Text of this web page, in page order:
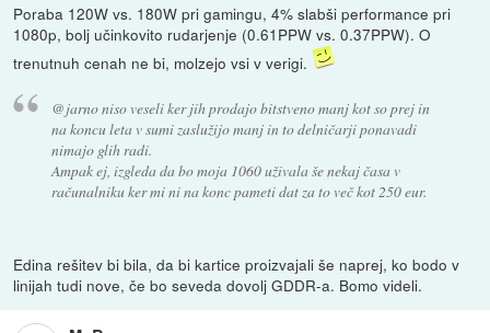
Poraba 120W vs. 180W pri gamingu, 4% slabši performance pri
1080p, bolj učinkovito rudarjenje (0.61PPW vs. 0.37PPW). O
trenutnuh cenah ne bi, molzejo vsi v verigi.
@jarno niso veseli ker jih prodajo bitstveno manj kot so prej in
na koncu leta v sumi zaslužijo manj in to delničarji ponavadi
nimajo glih radi.
Ampak ej, izgleda da bo moja 1060 uživala še nekaj časa v
računalniku ker mi ni na konc pameti dat za to več kot 250 eur.
Edina rešitev bi bila, da bi kartice proizvajali še naprej, ko bodo v
linijah tudi nove, če bo seveda dovolj GDDR-a. Bomo videli.